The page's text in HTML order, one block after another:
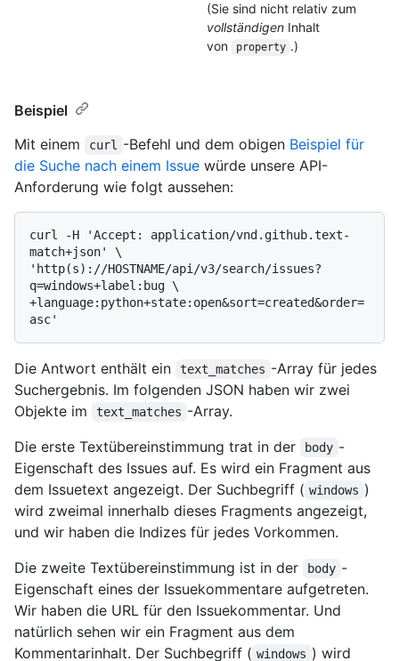
(Sie sind nicht relativ zum
vollständigen Inhalt
von
property .)
Beispiel
Mit einem
curl -Befehl und dem obigen Beispiel für
die Suche nach einem Issue würde unsere API-
Anforderung wie folgt aussehen:
curl -H 'Accept: application/vnd.github.text-
match+json' \
'http(s)://HOSTNAME/api/v3/search/issues?
q=windows+label:bug \
+language:python+state:open&sort=created&order=
Die Antwort enthält ein text_matches -Array für jedes
Suchergebnis. Im folgenden JSON haben wir zwei
Objekte im
text_matches -Array.
Die erste Textübereinstimmung trat in der
body -
Eigenschaft des Issues auf. Es wird ein Fragment aus
dem Issuetext angezeigt. Der Suchbegriff ( windows )
wird zweimal innerhalb dieses Fragments angezeigt,
und wir haben die Indizes für jedes Vorkommen.
Die zweite Textübereinstimmung ist in der
body -
Eigenschaft eines der Issuekommentare aufgetreten.
Wir haben die URL für den Issuekommentar. Und
natürlich sehen wir ein Fragment aus dem
Kommentarinhalt. Der Suchbegriff ( windows ) wird